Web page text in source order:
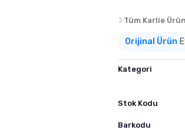
Tüm Karlie
Orijinal Ürün
Kategori
Stok Kodu
Barkodu